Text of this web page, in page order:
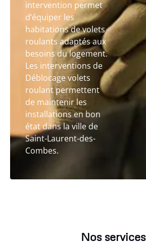
intervention permet
d’équiper les
habitations de volets
roulants adaptés aux
besoins du logement.
Les interventions de
Déblocage volets
roulant permettent
de maintenir les
installations en bon
état dans la ville de
Saint-Laurent-des-
Combes.
Nos services